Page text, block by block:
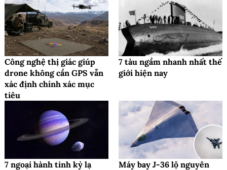
Công nghệ thị giác giúp
drone không cần GPS vẫn
xác định chính xác mục
tiêu
7 tàu ngầm nhanh nhất thế
giới hiện nay
7 ngoại hành tinh kỳ lạ
Máy bay J-36 lộ nguyên